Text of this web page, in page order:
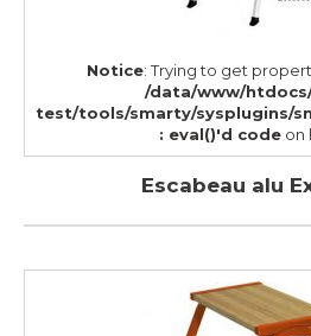
Notice: Trying to get
/data/www/
test/tools/smarty/sysplugins/
: eval()'d code on
Escabeau alu